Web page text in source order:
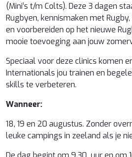
(Mini’s t/m Colts). Deze 3 dagen
Rugbyen, kennismaken met
en voorbereiden op het nieuwe
mooie toevoeging aan jouw
Speciaal voor deze clinics komen
Internationals jou trainen en
skills te verbeteren.
Wanneer:
18, 19 en 20 augustus. Zonder
leuke campings in zeeland als je